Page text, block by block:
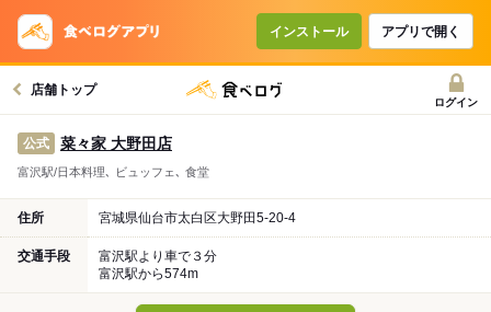
インストール アプリで開く
店舗トップ
ログイン
公式 菜々家 大野田店
富沢駅/日本料理､ ビュッフェ､ 食堂
住所 宮城県仙台市太白区大野田5-20-4
交通手段
富沢駅より車で３分
富沢駅から574m